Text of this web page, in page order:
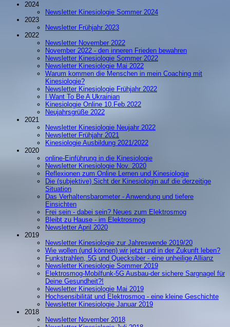
2024
Newsletter Kinesiologie Sommer 2024
2023
Newsletter Frühjahr 2023
2022
Newsletter November 2022
November 2022 - den inneren Frieden bewahren
Newsletter Kinesiologie Sommer 2022
Newsletter Kinesiologie Mai 2022
Warum kommen die Menschen in mein Coaching mit
Kinesiologie?
Newsletter Kinesiologie Frühjahr 2022
I Want To Be A Ukrainian
Kinesiologie Online 10.Feb.2022
Neujahrsgrüße 2022
2021
Newsletter Kinesiologie Neujahr 2022
Newsletter Frühjahr 2021
Kinesiologie Ausbildung 2021/2022
2020
online-Einführung in die Kinesiologie
Newsletter Kinesiologie Nov. 2020
Reflexionen zum Online Lernen und Kinesiologie
Die (subjektive) Sicht der Kinesiologin auf die derzeitige
Situation
Das Verhaltensbarometer - Anwendung und tiefere
Einsichten
Frei sein - dabei sein? Neues zum Elektrosmog
Bleibt zu Hause - im Elektrosmog
Newsletter April 2020
2019
Newsletter Kinesiologie zur Jahreswende 2019/20
Wie wollen (und können) wir jetzt und in der Zukunft leben?
Funkstrahlen, 5G und Quecksiber - eine unheilige Allianz
Newsletter Kinesiologie Sommer 2019
Elektrosmog-Mobilfunk-5G Ausbau-der sichere Sargnagel für
Deine Gesundheit?!
Newsletter Kinesiologie Mai 2019
Hochsensibilität und Elektrosmog - eine kleine Geschichte
Newsletter Kinesiologie Januar 2019
2018
Newsletter November 2018